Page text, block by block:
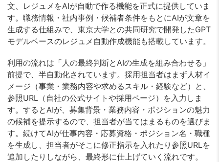
文、レジュメをAIが自動で作る機能を正式に提供していま
す。職務情報・社内事例・候補者条件をもとにAIが文章を
生成する仕組みで、東京大学との共同研究で開発したGPT
モデルベースのレジュメ自動作成機能も搭載しています。
利用の流れは「人の最終判断とAIの生成を組み合わせる」
前提で、半自動化されています。採用担当者はまず人材イ
メージ（事業・業務内容や求めるスキル・経験など）と、
参照URL（自社の公式サイトや採用ページ）を入力しま
す。するとAIが、募集背景・業務内容・ポジションの魅力
の候補を提示するので、担当者が当てはまるものを選びま
す。続けてAIが仕事内容・応募資格・ポジション名・職種
を生成し、担当者がそこに修正指示を入れたり参照URLを
追加したりしながら、最終形に仕上げていく流れです。